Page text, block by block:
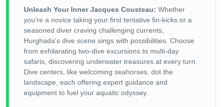
Unleash Your Inner Jacques Cousteau: Whether
you're a novice taking your first tentative fin-kicks or a
seasoned diver craving challenging currents,
Hurghada's dive scene sings with possibilities. Choose
from exhilarating two-dive excursions to multi-day
safaris, discovering underwater treasures at every turn.
Dive centers, like welcoming seahorses, dot the
landscape, each offering expert guidance and
equipment to fuel your aquatic odyssey.